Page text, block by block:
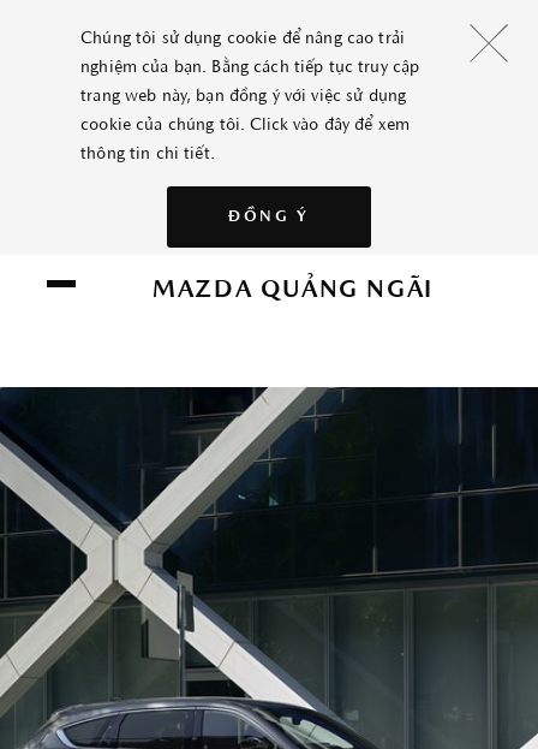
Chúng tôi sử dụng cookie để nâng cao trải
nghiệm của bạn. Bằng cách tiếp tục truy cập
trang web này, bạn đồng ý với việc sử dụng
cookie của chúng tôi.Click vào đây để xem
thông tin chi tiết.
ĐỒNG Ý
MAZDA QUẢNG NGÃI